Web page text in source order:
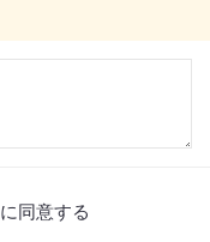
に同意する